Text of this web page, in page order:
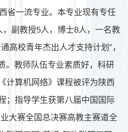
省一流专业。本专业现有专任
副教授5人，博士8人，一名教
高校青年杰出人才支持计划”，
。教师队伍专业素质好，科研
计算机网络》课程被评为陕西
；指导学生获第八届中国国际
大赛全国总决赛高教主赛道全